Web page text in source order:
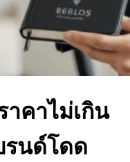
าคาไม่เกิน
รนด์โดด